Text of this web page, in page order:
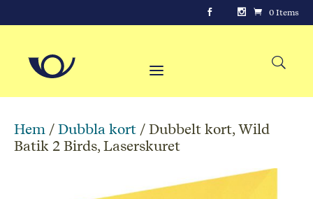
0 Items
Hem / Dubbla kort / Dubbelt kort, Wild
Batik 2 Birds, Laserskuret